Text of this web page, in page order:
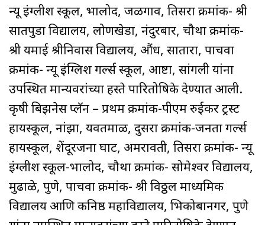
न्यू इंग्लीश स्कूल, भालोद, जळगाव, तिसरा क्रमांक- श्री
सातपुडा विद्यालय, लोणखेडा, नंदुरबार, चौथा क्रमांक-
श्री यमाई श्रीनिवास विद्यालय, औंध, सातारा, पाचवा
क्रमांक- न्यू इंग्लिश गर्ल्स स्कूल, आष्टा, सांगली यांना
उपस्थित मान्यवरांच्या हस्ते पारितोषिके देण्यात आली.
कृषी बिझनेस प्लॅन – प्रथम क्रमांक-पीएम रुईकर ट्रस्ट
हायस्कूल, नांझा, यवतमाळ, दुसरा क्रमांक-जनता गर्ल्स
हायस्कूल, शेंदूरजना घाट, अमरावती, तिसरा क्रमांक- न्यू
इंग्लीश स्कूल-भालोद, चौथा क्रमांक- सोमेश्वर विद्यालय,
मुढाळे, पुणे, पाचवा क्रमांक- श्री विठ्ठल माध्यमिक
विद्यालय आणि कनिष्ठ महाविद्यालय, भिकोबानगर, पुणे